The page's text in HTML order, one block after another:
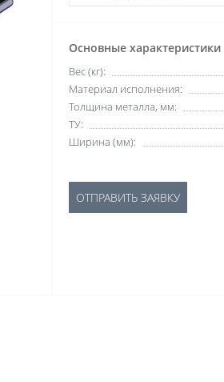
Основные характеристики
Вес (кг):
Материал исполнения:
Толщина металла, мм:
ТУ:
Ширина (мм):
ОТПРАВИТЬ ЗАЯВКУ